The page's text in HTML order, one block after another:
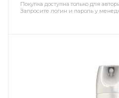
Покупка доступна только для
Запросите логин и пароль у